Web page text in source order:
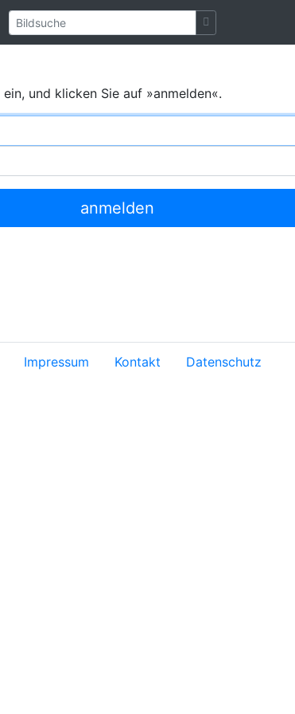
und klicken Sie auf »anmelden«.
anmelden
Impressum Kontakt Datenschutz